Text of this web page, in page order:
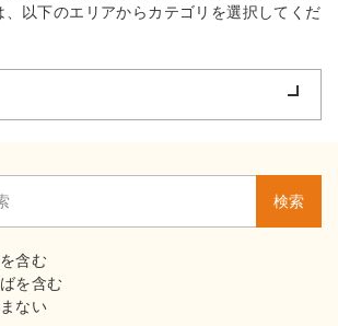
以下のエリアからカテゴリを選択してくだ
検索
含む
を含む
ない